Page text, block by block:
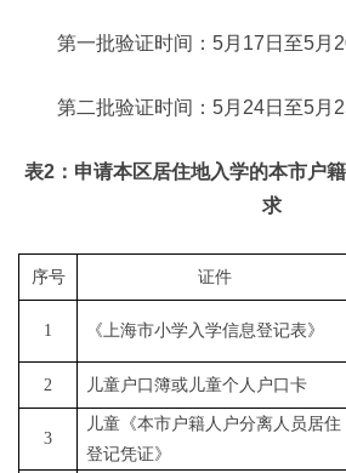
第一批验证时间：5月17日至5月
第二批验证时间：5月24日至5月
表2：申请本区居住地入学的本市户
求
序号 证件
1 《上海市小学入学信息登记表》
2 儿童户口簿或儿童个人户口卡
3
儿童《本市户籍人户分离人员居住
登记凭证》